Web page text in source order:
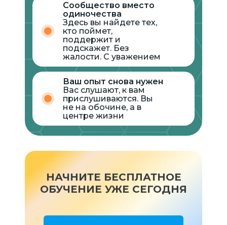
Сообщество вместо
одиночества
Здесь вы найдете тех,
кто поймет,
поддержит и
подскажет. Без
жалости. С уважением
Ваш опыт снова нужен
Вас слушают, к вам
прислушиваются. Вы
не на обочине, а в
центре жизни
НАЧНИТЕ БЕСПЛАТНОЕ
ОБУЧЕНИЕ УЖЕ СЕГОДНЯ